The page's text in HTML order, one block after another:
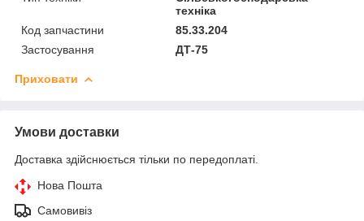
техніка
Код запчастини
85.33.204
Застосування
ДТ-75
Приховати
Умови доставки
Доставка здійснюється тільки по передоплаті.
Нова Пошта
Самовивіз